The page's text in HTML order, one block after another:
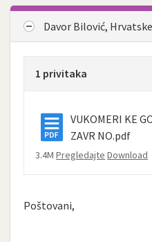
Davor Bilović,
1 privitaka
VUKOMERI KE
ZAVR NO.pdf
3.4MPregledajte Download
Poštovani,